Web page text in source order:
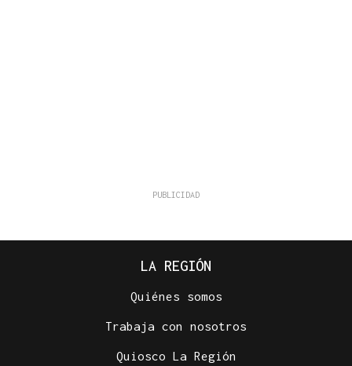
LA REGIÓN
Quiénes somos
Trabaja con nosotros
Quiosco La Región